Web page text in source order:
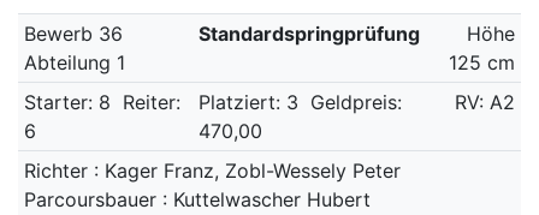
Bewerb 36
Abteilung 1
Standardspringprüfung
Höhe
125 cm
Starter: 8 Reiter:
6
Platziert: 3 Geldpreis:
470,00
RV: A2
Richter : Kager Franz, Zobl-Wessely Peter
Parcoursbauer : Kuttelwascher Hubert